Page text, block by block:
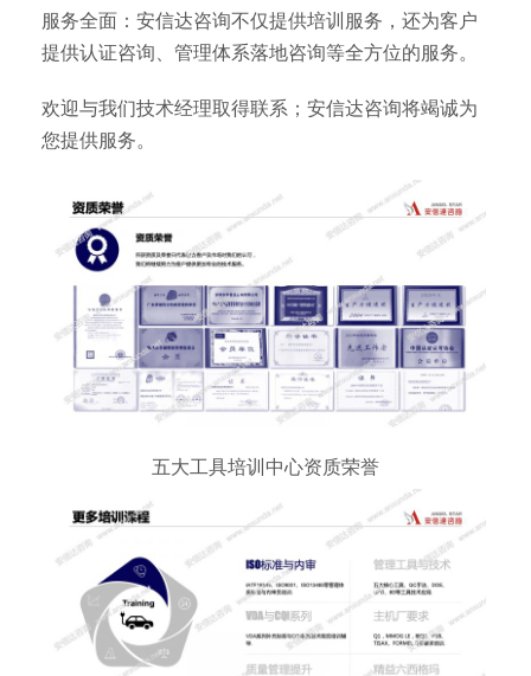
服务全面：安信达咨询不仅提供培训服务，还为客户
提供认证咨询、管理体系落地咨询等全方位的服务。
欢迎与我们技术经理取得联系；安信达咨询将竭诚为
您提供服务。
五大工具培训中心资质荣誉